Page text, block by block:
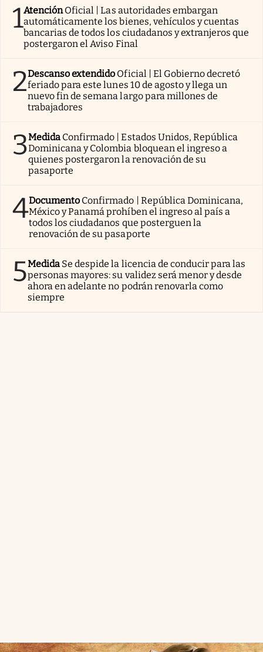
1AtenciónOficial | Las autoridades embargan
automáticamente los bienes, vehículos y cuentas
bancarias de todos los ciudadanos y extranjeros que
postergaron el Aviso Final
2Descanso extendido Oficial | El Gobierno decretó
feriado para este lunes 10 de agosto y llega un
nuevo fin de semana largo para millones de
trabajadores
3Medida Confirmado | Estados Unidos, República
Dominicana y Colombia bloquean el ingreso a
quienes postergaron la renovación de su
pasaporte
4Documento Confirmado | República Dominicana,
México y Panamá prohíben el ingreso al país a
todos los ciudadanos que posterguen la
renovación de su pasaporte
5Medida Se despide la licencia de conducir para las
personas mayores: su validez será menor y desde
ahora en adelante no podrán renovarla como
siempre